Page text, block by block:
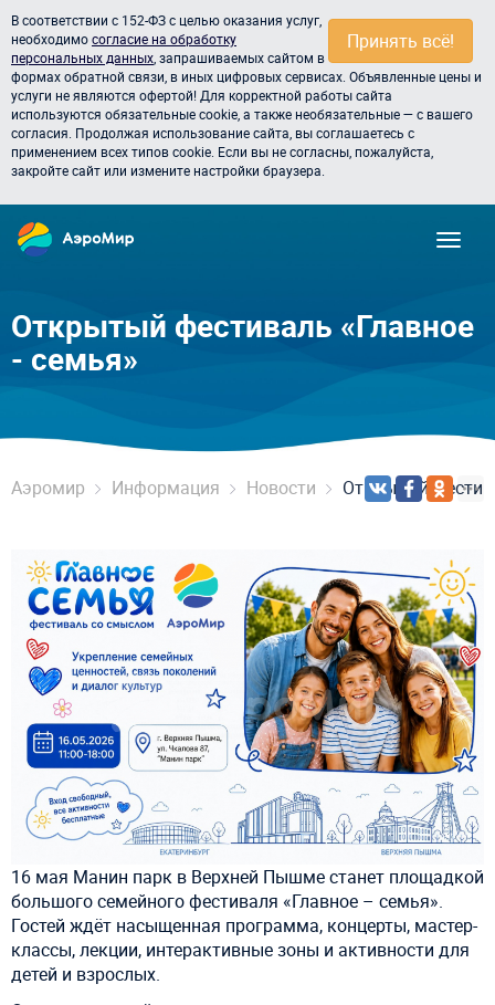
Принять всё!
В соответствии с 152-ФЗ с целью оказания услуг,
необходимосогласие на обработку
персональных данных , запрашиваемых сайтом в
формах обратной связи, в иных цифровых сервисах. Объявленные цены и
услуги не являются офертой! Для корректной работы сайта
используются обязательные cookie, а также необязательные — с вашего
согласия. Продолжая использование сайта, вы соглашаетесь с
применением всех типов cookie. Если вы не согласны, пожалуйста,
закройте сайт или измените настройки браузера.
Открытый фестиваль «Главное
- семья»
Аэромир Информация Новости Открытый
16 мая Манин парк в Верхней Пышме станет площадкой
большого семейного фестиваля «Главное – семья».
Гостей ждёт насыщенная программа, концерты, мастер-
классы, лекции, интерактивные зоны и активности для
детей и взрослых.